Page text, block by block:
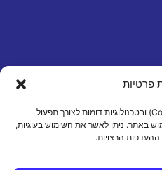
פרטיות
אתר בית הספר משתמש בעוגיות (Cookies) ובטכנולוגיות דומות לצורך תפעול
באתר. ניתן לאשר את השימוש בעוגיות,
ההעדפות הרצויות.
|הצהרת נגישות|מדיניות